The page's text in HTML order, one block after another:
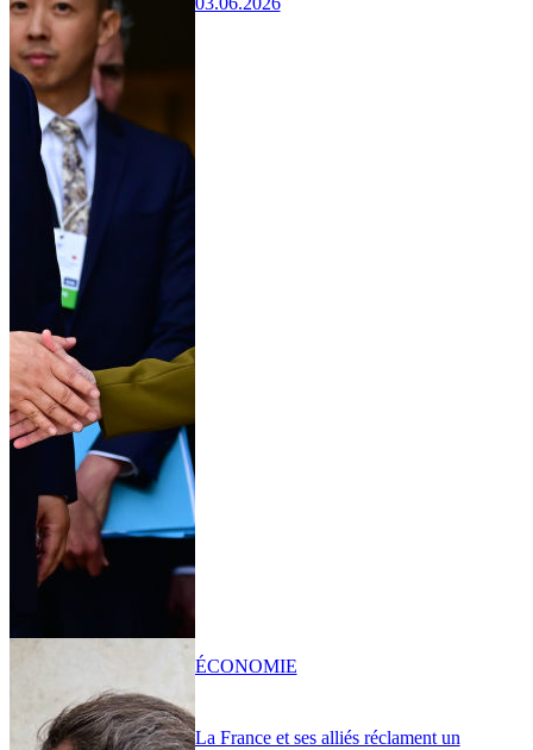
La France et ses alliés réclament un
ÉCONOMIE